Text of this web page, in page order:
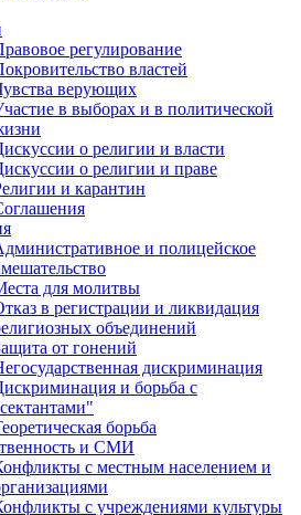
регулирование
властей
верующих
в выборах и в политической
о религии и власти
о религии и праве
и карантин
и полицейское
для молитвы
в регистрации и ликвидация
объединений
от гонений
дискриминация
и борьба с
борьба
и СМИ
с местным населением и
с учреждениями культуры